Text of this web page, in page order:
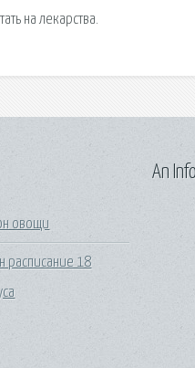
на лекарства.
овощи
расписание 18
An